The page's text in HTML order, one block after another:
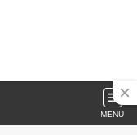
MENU